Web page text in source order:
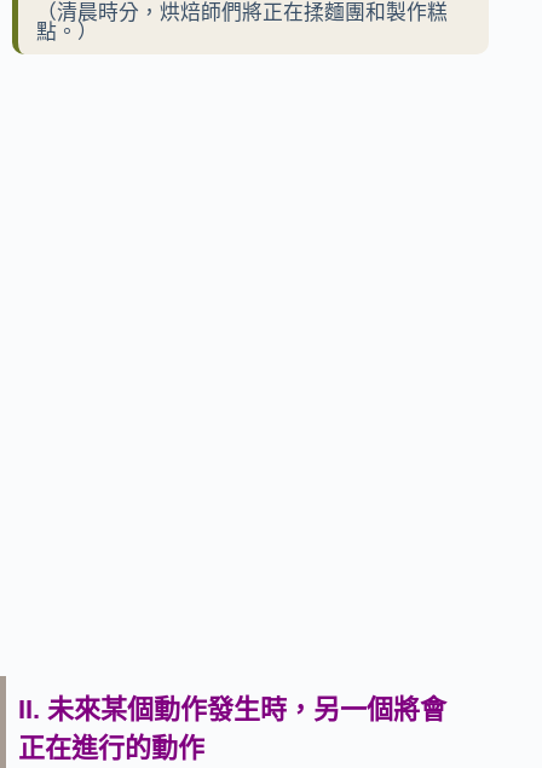
（清晨時分，烘焙師們將正在揉麵團和製作糕
點。）
II. 未來某個動作發生時，另一個將會
正在進行的動作